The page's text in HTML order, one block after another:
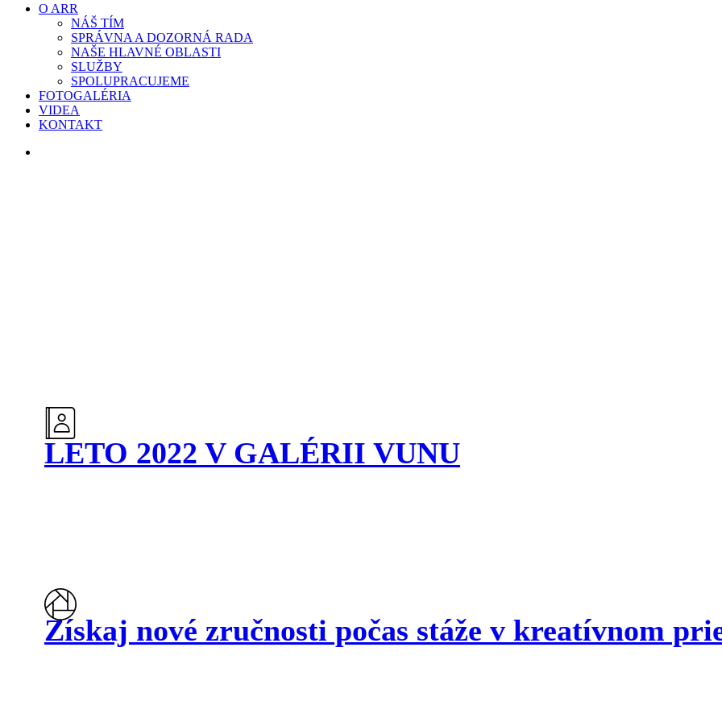
O ARR
NÁŠ TÍM
SPRÁVNA A DOZORNÁ RADA
NAŠE HLAVNÉ OBLASTI
SLUŽBY
SPOLUPRACUJEME
FOTOGALÉRIA
VIDEA
KONTAKT
LETO 2022 V GALÉRII VUNU
Získaj nové zručnosti počas stáže v kreatívnom